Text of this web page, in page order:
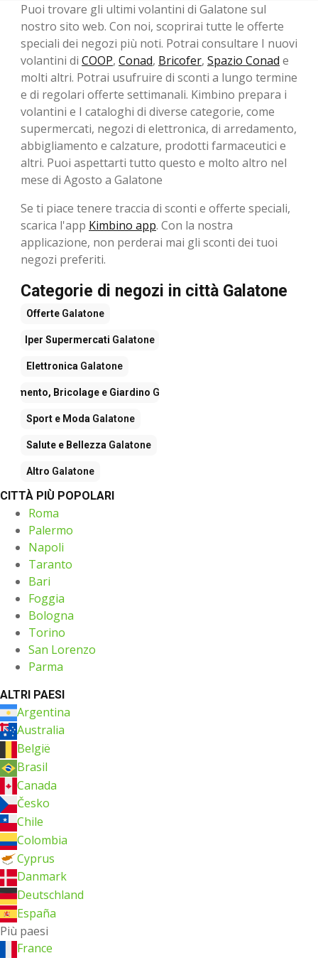
Puoi trovare gli ultimi volantini di Galatone sul
nostro sito web. Con noi, scoprirai tutte le offerte
speciali dei negozi più noti. Potrai consultare I nuovi
volantini di COOP, Conad, Bricofer, Spazio Conad e
molti altri. Potrai usufruire di sconti a lungo termine
e di regolari offerte settimanali. Kimbino prepara i
volantini e I cataloghi di diverse categorie, come
supermercati, negozi di elettronica, di arredamento,
abbigliamento e calzature, prodotti farmaceutici e
altri. Puoi aspettarti tutto questo e molto altro nel
mese di Agosto a Galatone
Se ti piace tenere traccia di sconti e offerte speciali,
scarica l'app Kimbino app. Con la nostra
applicazione, non perderai mai gli sconti dei tuoi
negozi preferiti.
Categorie di negozi in città Galatone
Offerte Galatone
Iper Supermercati Galatone
Elettronica Galatone
Bricolage e Giardino Galatone
Sport e Moda Galatone
Salute e Bellezza Galatone
Altro Galatone
CITTÀ PIÙ POPOLARI
Roma
Palermo
Napoli
Taranto
Bari
Foggia
Bologna
Torino
San Lorenzo
Parma
ALTRI PAESI
Argentina
Australia
België
Brasil
Canada
Česko
Chile
Colombia
Cyprus
Danmark
Deutschland
España
Più paesi
France